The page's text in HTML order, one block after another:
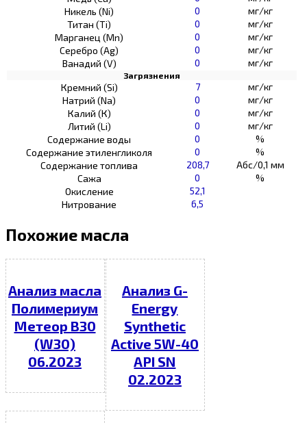
Никель (Ni)
0
мг/кг
Титан (Ti)
0
мг/кг
Марганец (Mn)
0
мг/кг
Серебро (Ag)
0
мг/кг
Ванадий (V)
0 мг/кг
Загрязнения
Кремний (Si) 7
мг/кг
Натрий (Na)
0
мг/кг
Калий (К)
0
мг/кг
Литий (Li)
0
мг/кг
Содержание воды
0
%
Содержание этиленгликоля
0
%
Содержание топлива
208,7
Абс/0,1 мм
Сажа
0
%
Окисление
52,1
Нитрование
6,5
Похожие масла
Анализ масла
Полимериум
Метеор В30
(W30)
06.2023
Анализ G-
Energy
Synthetic
Active 5W-40
API SN
02.2023